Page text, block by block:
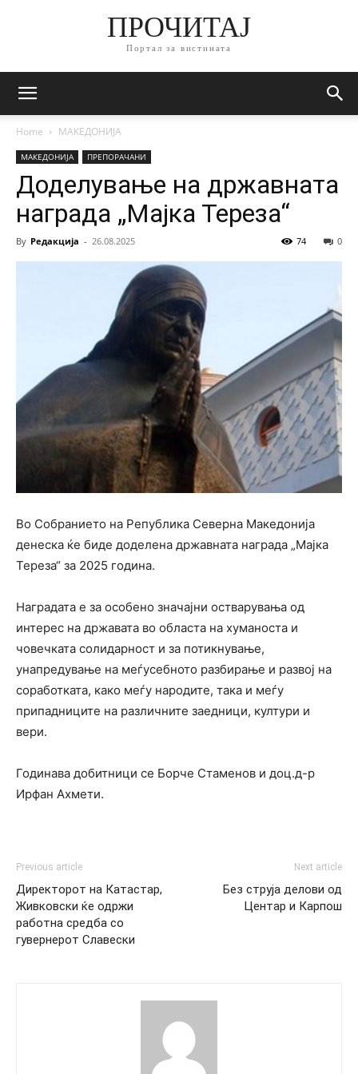
ПРОЧИТАЈ
Портал за вистината
Home МАКЕДОНИЈА
МАКЕДОНИЈА ПРЕПОРАЧАНИ
Доделување на државната
награда „Мајка Тереза“
By Редакција - 26.08.2025 0
74
Во Собранието на Република Северна Македонија
денеска ќе биде доделена државната награда „Мајка
Тереза“ за 2025 година.
Наградата е за особено значајни остварувања од
интерес на државата во областа на хуманоста и
човечката солидарност и за потикнување,
унапредување на меѓусебното разбирање и развој на
соработката, како меѓу народите, така и меѓу
припадниците на различните заедници, култури и
вери.
Годинава добитници се Борче Стаменов и доц.д-р
Ирфан Ахмети.
Previous article
Директорот на Катастар,
Живковски ќе одржи
работна средба со
гувернерот Славески
Next article
Без струја делови од
Центар и Карпош